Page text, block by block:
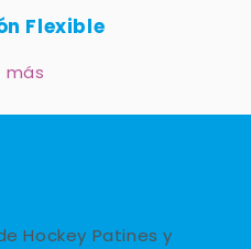
Flexible
más
Hockey Patines y